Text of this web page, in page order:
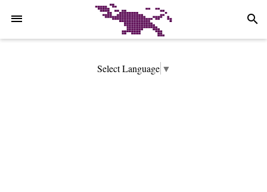
search
Select Language ▼